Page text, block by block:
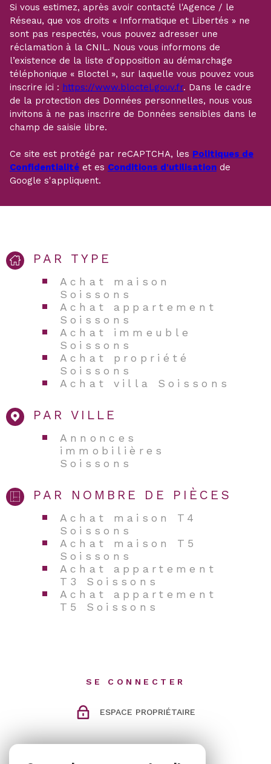
Si vous estimez, après avoir contacté l'Agence / le
Réseau, que vos droits « Informatique et Libertés » ne
sont pas respectés, vous pouvez adresser une
réclamation à la CNIL. Nous vous informons de
l’existence de la liste d'opposition au démarchage
téléphonique « Bloctel », sur laquelle vous pouvez vous
inscrire ici : https://www.bloctel.gouv.fr. Dans le cadre
de la protection des Données personnelles, nous vous
invitons à ne pas inscrire de Données sensibles dans le
champ de saisie libre.
Ce site est protégé par reCAPTCHA, les Politiques de
Confidentialité et es Conditions d'utilisation de
Google s'appliquent.
PAR TYPE
Achat maison
Soissons
Achat appartement
Soissons
Achat immeuble
Soissons
Achat propriété
Soissons
Achat villa Soissons
PAR VILLE
Annonces
immobilières
Soissons
PAR NOMBRE DE PIÈCES
Achat maison T4
Soissons
Achat maison T5
Soissons
Achat appartement
T3 Soissons
Achat appartement
T5 Soissons
SE CONNECTER
ESPACE PROPRIÉTAIRE